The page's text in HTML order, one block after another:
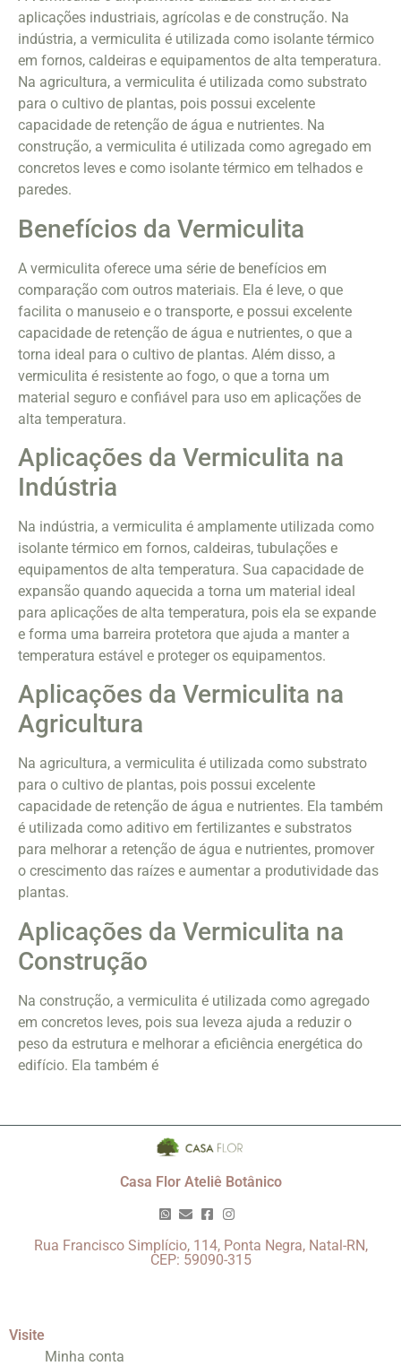
aplicações industriais, agrícolas e de construção. Na
indústria, a vermiculita é utilizada como isolante térmico
em fornos, caldeiras e equipamentos de alta temperatura.
Na agricultura, a vermiculita é utilizada como substrato
para o cultivo de plantas, pois possui excelente
capacidade de retenção de água e nutrientes. Na
construção, a vermiculita é utilizada como agregado em
concretos leves e como isolante térmico em telhados e
paredes.
Benefícios da Vermiculita
A vermiculita oferece uma série de benefícios em
comparação com outros materiais. Ela é leve, o que
facilita o manuseio e o transporte, e possui excelente
capacidade de retenção de água e nutrientes, o que a
torna ideal para o cultivo de plantas. Além disso, a
vermiculita é resistente ao fogo, o que a torna um
material seguro e confiável para uso em aplicações de
alta temperatura.
Aplicações da Vermiculita na
Indústria
Na indústria, a vermiculita é amplamente utilizada como
isolante térmico em fornos, caldeiras, tubulações e
equipamentos de alta temperatura. Sua capacidade de
expansão quando aquecida a torna um material ideal
para aplicações de alta temperatura, pois ela se expande
e forma uma barreira protetora que ajuda a manter a
temperatura estável e proteger os equipamentos.
Aplicações da Vermiculita na
Agricultura
Na agricultura, a vermiculita é utilizada como substrato
para o cultivo de plantas, pois possui excelente
capacidade de retenção de água e nutrientes. Ela também
é utilizada como aditivo em fertilizantes e substratos
para melhorar a retenção de água e nutrientes, promover
o crescimento das raízes e aumentar a produtividade das
plantas.
Aplicações da Vermiculita na
Construção
Na construção, a vermiculita é utilizada como agregado
em concretos leves, pois sua leveza ajuda a reduzir o
peso da estrutura e melhorar a eficiência energética do
edifício. Ela também é
Casa Flor Ateliê Botânico
Rua Francisco Simplício, 114, Ponta Negra, Natal-RN,
CEP: 59090-315
Visite
Minha conta